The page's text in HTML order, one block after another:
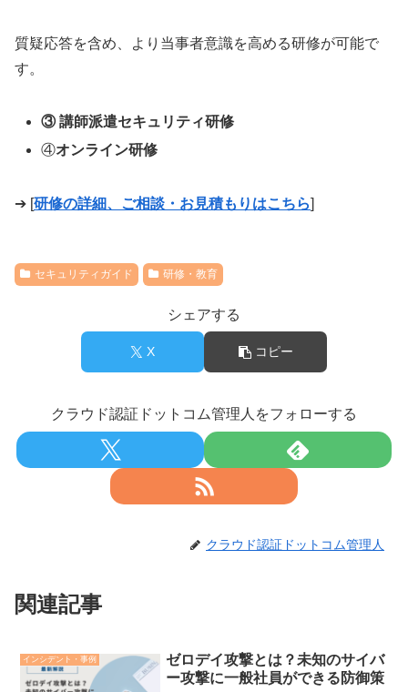
質疑応答を含め、より当事者意識を高める研修が可能で
す。
③ 講師派遣セキュリティ研修
④オンライン研修
➔ [研修の詳細、ご相談・お見積もりはこちら]
セキュリティガイド 研修・教育
シェアする
X コピー
クラウド認証ドットコム管理人をフォローする
クラウド認証ドットコム管理人
関連記事
インシデント・事例
ゼロデイ攻撃とは？未知のサイバ
ー攻撃に一般社員ができる防御策